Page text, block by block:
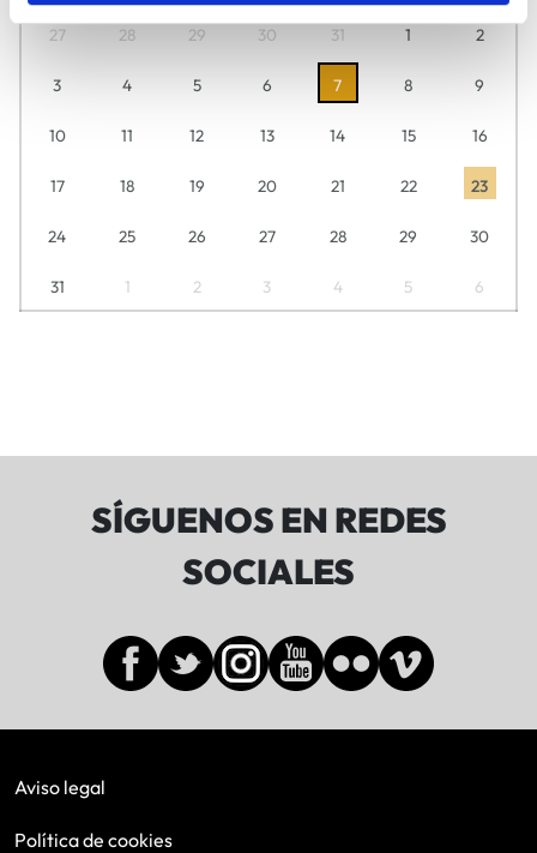
27 28 29 30 31 1 2
3 4 5 6 7 8 9
10 11 12 13 14 15 16
17 18 19 20 21 22 23
24 25 26 27 28 29 30
31 1 2 3 4 5 6
SÍGUENOS EN REDES
SOCIALES
Aviso legal
Política de cookies